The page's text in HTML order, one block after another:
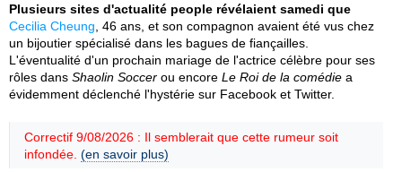
Plusieurs sites d'actualité people révélaient samedi que
Cecilia Cheung , 46 ans, et son compagnon avaient été vus chez
un bijoutier spécialisé dans les bagues de fiançailles.
L'éventualité d'un prochain mariage de l'actrice célèbre pour ses
rôles dans Shaolin Soccer ou encore Le Roi de la comédie a
évidemment déclenché l'hystérie sur Facebook et Twitter.
Correctif 9/08/2026 : Il semblerait que cette rumeur soit
infondée. (en savoir plus)